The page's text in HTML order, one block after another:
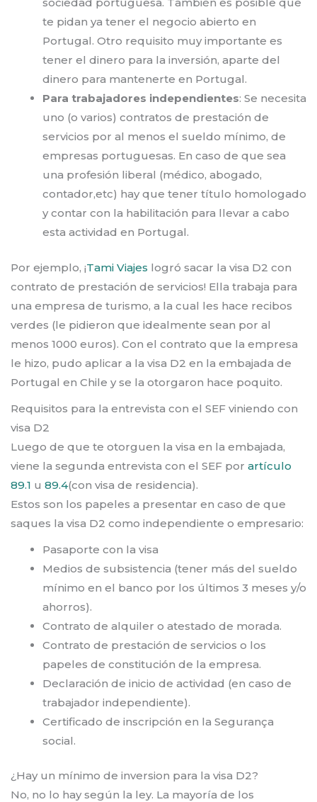
te pidan ya tener el negocio abierto en
Portugal. Otro requisito muy importante es
tener el dinero para la inversión, aparte del
dinero para mantenerte en Portugal.
Para trabajadores independientes: Se necesita
uno (o varios) contratos de prestación de
servicios por al menos el sueldo mínimo, de
empresas portuguesas. En caso de que sea
una profesión liberal (médico, abogado,
contador,etc) hay que tener título homologado
y contar con la habilitación para llevar a cabo
esta actividad en Portugal.
Por ejemplo, ¡Tami Viajes logró sacar la visa D2 con
contrato de prestación de servicios! Ella trabaja para
una empresa de turismo, a la cual les hace recibos
verdes (le pidieron que idealmente sean por al
menos 1000 euros). Con el contrato que la empresa
le hizo, pudo aplicar a la visa D2 en la embajada de
Portugal en Chile y se la otorgaron hace poquito.
Requisitos para la entrevista con el SEF viniendo con
visa D2
Luego de que te otorguen la visa en la embajada,
viene la segunda entrevista con el SEF por artículo
89.1 u 89.4(con visa de residencia).
Estos son los papeles a presentar en caso de que
saques la visa D2 como independiente o empresario:
Pasaporte con la visa
Medios de subsistencia (tener más del sueldo
mínimo en el banco por los últimos 3 meses y/o
ahorros).
Contrato de alquiler o atestado de morada.
Contrato de prestación de servicios o los
papeles de constitución de la empresa.
Declaración de inicio de actividad (en caso de
trabajador independiente).
Certificado de inscripción en la Segurança
social.
¿Hay un mínimo de inversion para la visa D2?
No, no lo hay según la ley. La mayoría de los